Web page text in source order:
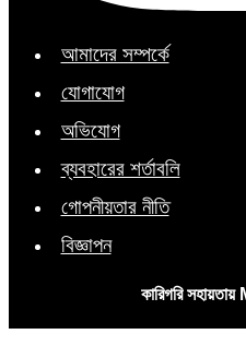
আমাদের সম্পর্কে
যোগাযোগ
অভিযোগ
ব্যবহারের শর্তাবলি
গোপনীয়তার নীতি
বিজ্ঞাপন
কারিগরি